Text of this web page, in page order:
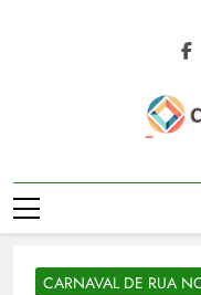
CARNAVAL DE RUA